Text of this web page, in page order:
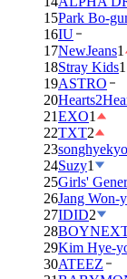
15Park Bo-
16IU
17NewJeans1
18Stray Kids1
19ASTRO
20
21EXO1
22TXT2
23songhyekyo
24Suzy1
25Girls'
26Jang Won-
27IDID2
28
29Kim Hye-
30ATEEZ